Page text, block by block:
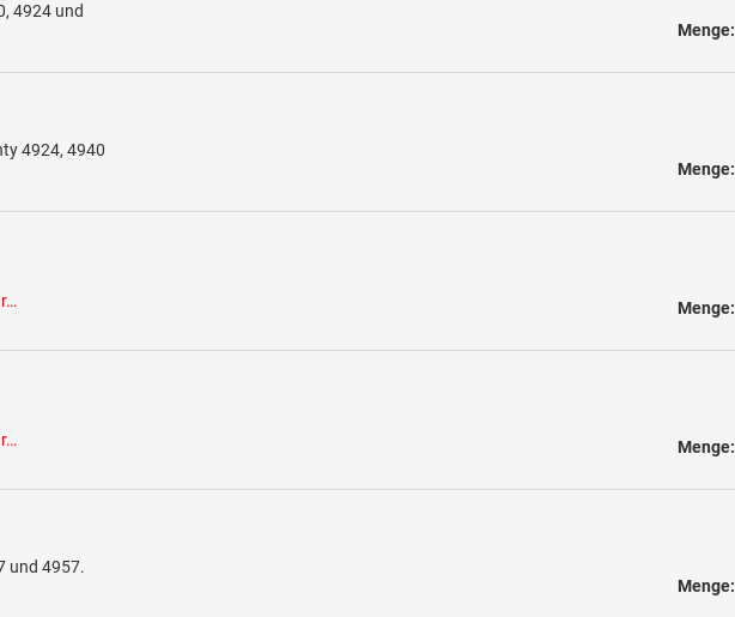
4924 und
Menge:
4924, 4940
Menge:
Menge:
Menge:
und 4957.
Menge: